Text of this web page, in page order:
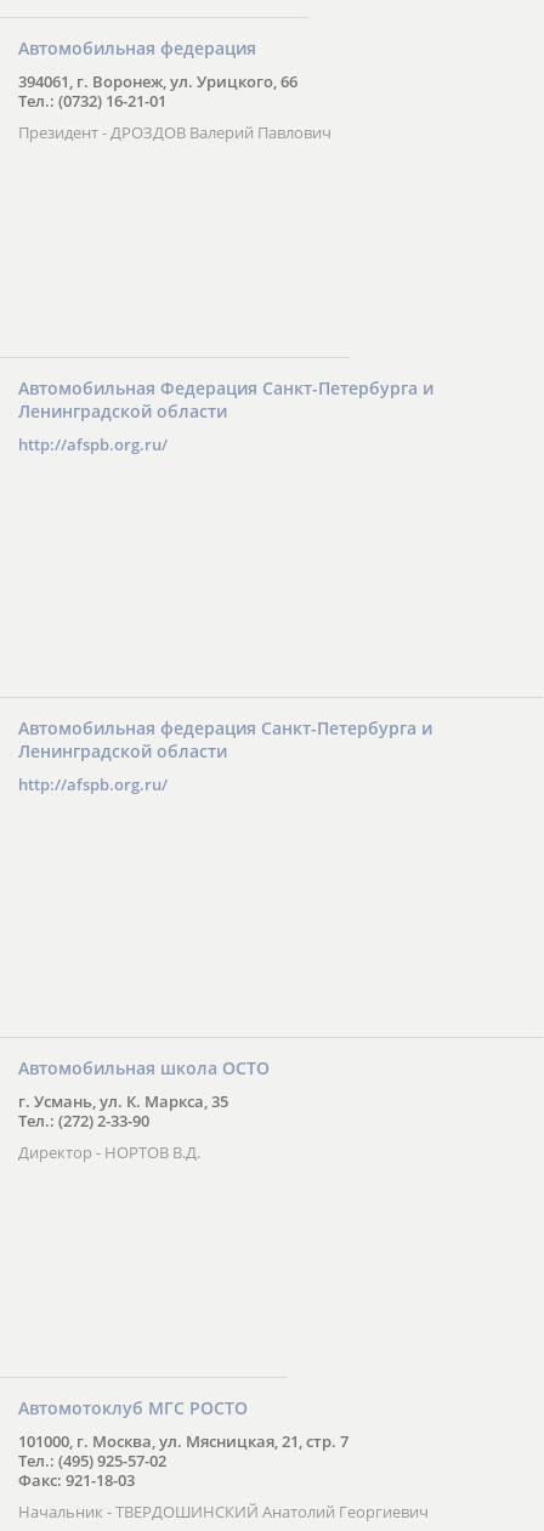
Автомобильная федерация
394061, г. Воронеж, ул. Урицкого, 66
Тел.: (0732) 16-21-01
Президент - ДРОЗДОВ Валерий Павлович
Автомобильная Федерация Санкт-Петербурга и
Ленинградской области
http://afspb.org.ru/
Автомобильная федерация Санкт-Петербурга и
Ленинградской области
http://afspb.org.ru/
Автомобильная школа ОСТО
г. Усмань, ул. К. Маркса, 35
Тел.: (272) 2-33-90
Директор - НОРТОВ В.Д.
Автомотоклуб МГС РОСТО
101000, г. Москва, ул. Мясницкая, 21, стр. 7
Тел.: (495) 925-57-02
Факс: 921-18-03
Начальник - ТВЕРДОШИНСКИЙ Анатолий Георгиевич